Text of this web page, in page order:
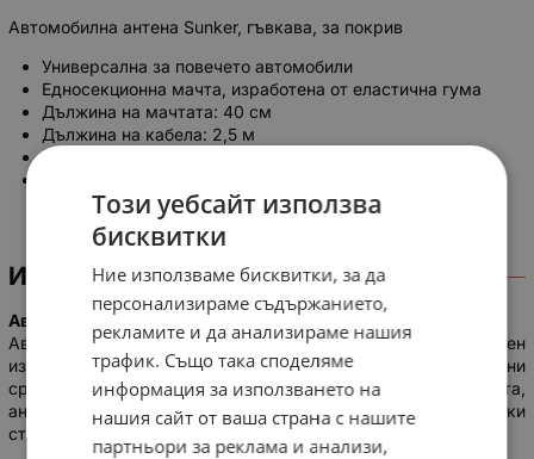
Автомобилна антена Sunker, гъвкава, за покрив
Универсална за повечето автомобили
Едносекционна мачта, изработена от еластична гума
Дължина на мачтата: 40 см
Дължина на кабела: 2,5 м
Обхват на ЕМВ: AM, FM
ИНФОРМАЦИЯ
Авто антена Sunker Flex
Автомобилната антена Sunker Flex е универсален и надежден
избор за приемане на радиосигнали в повечето превозни
средства. Със своя компактен дизайн и гъвкава мачта,
антената е идеална за ежедневна употреба, осигурявайки
стабилно приемане на сигнала дори при трудни условия.
Този уебсайт използва
бисквитки
Ние използваме бисквитки, за да
персонализираме съдържанието,
рекламите и да анализираме нашия
трафик. Също така споделяме
информация за използването на
нашия сайт от ваша страна с нашите
партньори за реклама и анализи,